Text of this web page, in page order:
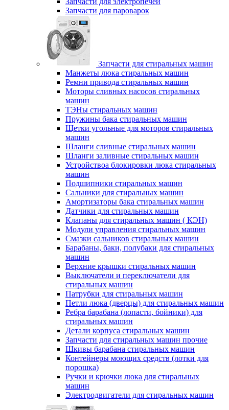
Запчасти для пароварок
Запчасти для стиральных машин
Манжеты люка стиральных машин
Ремни привода стиральных машин
Моторы сливных насосов стиральных
машин
ТЭНы стиральных машин
Пружины бака стиральных машин
Щетки угольные для моторов стиральных
машин
Шланги сливные стиральных машин
Шланги заливные стиральных машин
Устройствоа блокировки люка стиральных
машин
Подшипники стиральных машин
Сальники для стиральных машин
Амортизаторы бака стиральных машин
Датчики для стиральных машин
Клапаны для стиральных машин ( КЭН)
Модули управления стиральных машин
Смазки сальников стиральных машин
Барабаны, баки, полубаки для стиральных
машин
Верхние крышки стиральных машин
Выключатели и переключатели для
стиральных машин
Патрубки для стиральных машин
Петли люка (дверцы) для стиральных машин
Ребра барабана (лопасти, бойники) для
стиральных машин
Детали корпуса стиральных машин
Запчасти для стиральных машин прочие
Шкивы барабана стиральных машин
Контейнеры моющих средств (лотки для
порошка)
Ручки и крючки люка для стиральных
машин
Электродвигатели для стиральных машин